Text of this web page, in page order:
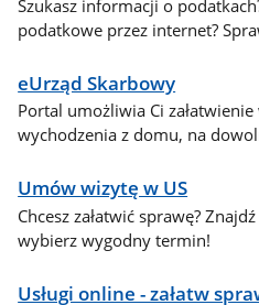
Szukasz informacji o
podatkowe przez internet?
eUrząd Skarbowy
Portal umożliwia Ci
wychodzenia z domu, na
Umów wizytę w US
Chcesz załatwić sprawę?
wybierz wygodny termin!
Usługi online - załatw